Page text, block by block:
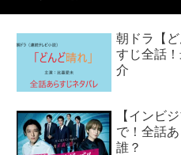
朝ドラ【
すじ全話
介
【インビ
で！全話
誰？